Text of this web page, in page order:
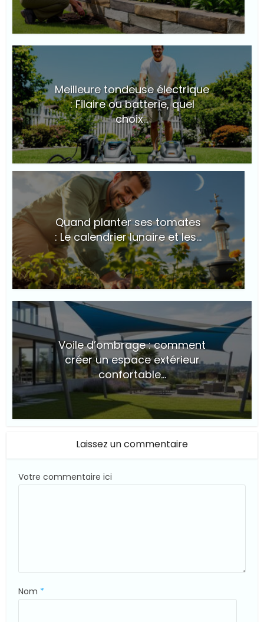
© Suite101
Meilleure tondeuse électrique
: Filaire ou batterie, quel
choix...
Quand planter ses tomates
: Le calendrier lunaire et les...
Voile d’ombrage : comment
créer un espace extérieur
confortable...
Laissez un commentaire
Votre commentaire ici
Nom *